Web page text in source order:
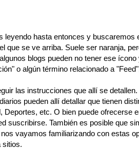
leyendo hasta entonces y buscaremos
que se ve arriba. Suele ser naranja,
blogs pueden no tener ese ícono
o algún término relacionado a
las instrucciones que allí se
pueden allí detallar que tienen
Deportes, etc. O bien puede ofrecerse
suscribirse. También es posible que
vayamos familiarizando con estas
sitios.